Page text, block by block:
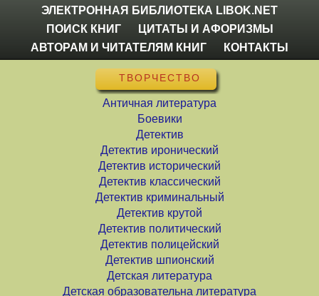
ЭЛЕКТРОННАЯ БИБЛИОТЕКА LIBOK.NET
ПОИСК КНИГ
ЦИТАТЫ И АФОРИЗМЫ
АВТОРАМ И ЧИТАТЕЛЯМ КНИГ
КОНТАКТЫ
ТВОРЧЕСТВО
Античная литература
Боевики
Детектив
Детектив иронический
Детектив исторический
Детектив классический
Детектив криминальный
Детектив крутой
Детектив политический
Детектив полицейский
Детектив шпионский
Детская литература
Детская образовательна литература